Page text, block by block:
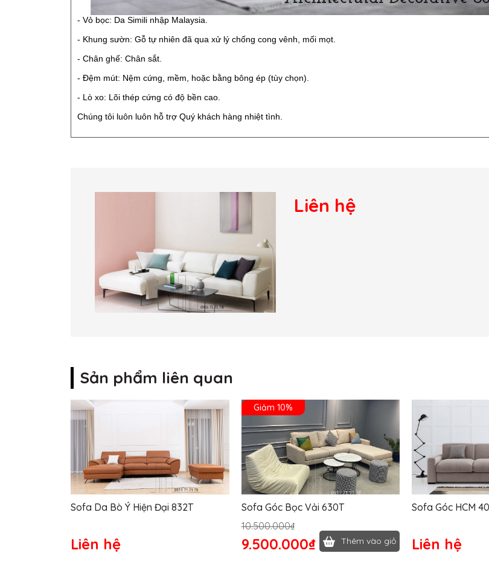
- Vỏ bọc: Da Simili nhập Malaysia.
- Khung sườn: Gỗ tự nhiên đã qua xử lý chống cong vênh, mối mọt.
- Chân ghế: Chân sắt.
- Đệm mút: Nệm cứng, mềm, hoặc bằng bông ép (tùy chọn).
- Lò xo: Lõi thép cứng có độ bền cao.
Chúng tôi luôn luôn hỗ trợ Quý khách hàng nhiệt tình.
Liên hệ
Sản phẩm liên quan
Sofa Da Bò Ý Hiện Đại 832T
Liên hệ
Giảm 10%
Sofa Góc Bọc Vải 630T
10.500.000₫
9.500.000₫ Thêm vào giỏ
Sofa Góc HCM
Liên hệ